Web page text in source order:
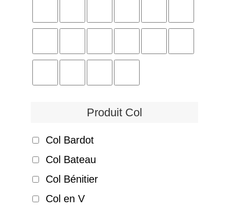
Produit Col
Col Bardot
Col Bateau
Col Bénitier
Col en V